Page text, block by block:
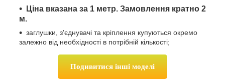
Ціна вказана за 1 метр. Замовлення кратно 2
м.
заглушки, з'єднувачі та кріплення купуються окремо
залежно від необхідності в потрібній кількості;
Подивитися інші моделі